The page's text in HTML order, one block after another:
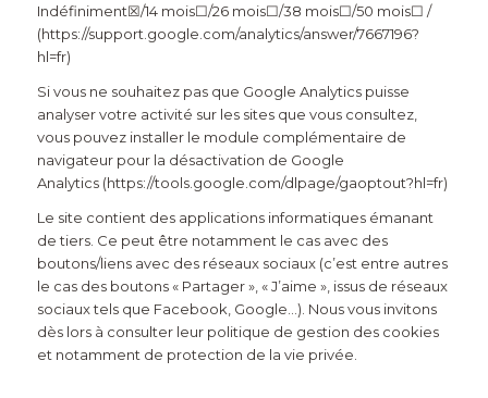
Indéfiniment☒/14 mois☐/26 mois☐/38 mois☐/50 mois☐ /
(https://support.google.com/analytics/answer/7667196?
hl=fr)
Si vous ne souhaitez pas que Google Analytics puisse
analyser votre activité sur les sites que vous consultez,
vous pouvez installer le module complémentaire de
navigateur pour la désactivation de Google
Analytics(https://tools.google.com/dlpage/gaoptout?hl=fr)
Le site contient des applications informatiques émanant
de tiers. Ce peut être notamment le cas avec des
boutons/liens avec des réseaux sociaux (c’est entre autres
le cas des boutons « Partager », « J’aime », issus de réseaux
sociaux tels que Facebook, Google…). Nous vous invitons
dès lors à consulter leur politique de gestion des cookies
et notamment de protection de la vie privée.